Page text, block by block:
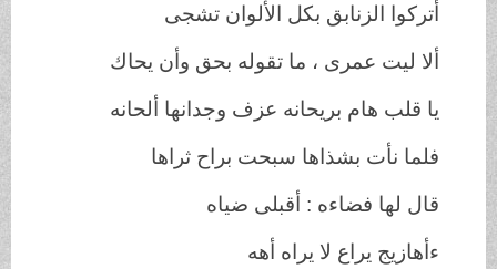
أتركوا الزنابق بكل الألوان تشجى
ألا ليت عمرى ، ما تقوله بحق وأن يحاك
يا قلب هام بريحانه عزف وجدانها ألحانه
فلما نأت بشذاها سبحت براح ثراها
قال لها فضاءه : أقبلى ضياه
ءأهازيج يراع لا يراه أهه